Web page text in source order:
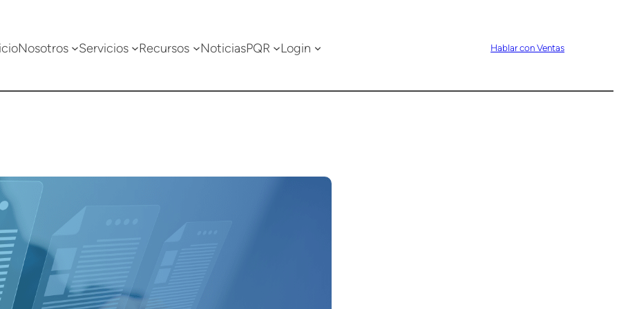
Nosotros Servicios Recursos NoticiasPQR Login Hablar con Ventas